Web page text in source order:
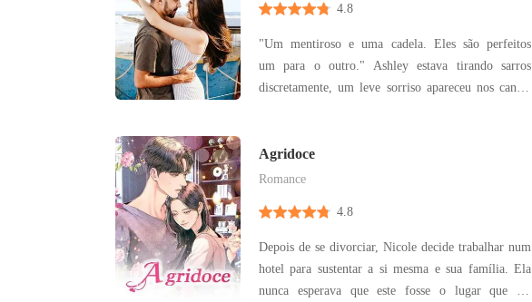
4.8
"Um mentiroso e uma cadela. Eles são perfeitos
um para o outro." Ashley estava tirando sarros
discretamente, um leve sorriso apareceu nos cantos
gole rápido, ela esvaziou o copo de vinho na
garganta. Ela
Agridoce
Romance
4.8
Depois de se divorciar, Nicole decide trabalhar num
hotel para sustentar a si mesma e sua família. Ela
nunca esperava que este fosse o lugar que ela